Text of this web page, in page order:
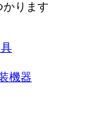
かります
機器